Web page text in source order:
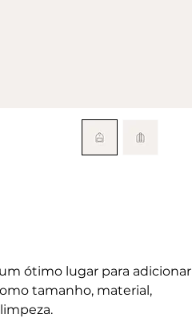
ótimo lugar para adicionar
tamanho, material,